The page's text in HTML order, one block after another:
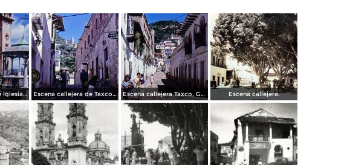
Kiosko del jardin e Iglesia de Taxco, Guerrero 1967. Escena callejera de Taxco, Guerrero 1967. Escena callejera Taxco, Guerrero 1967. Escena callejera.